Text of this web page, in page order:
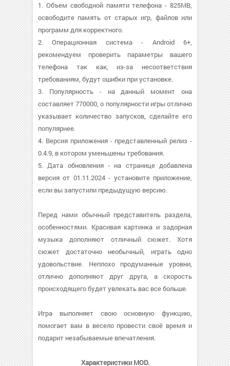
1. Объем свободной памяти телефона - 825MB,
освободите память от старых игр, файлов или
программ для корректного.
2. Операционная система - Android 6+,
рекомендуем проверить параметры вашего
телефона так как, из-за несоответствия
требованиям, будут ошибки при установке.
3. Популярность - на данный момент она
составляет 770000, о популярности игры отлично
указывает количество запусков, сделайте его
популярнее.
4. Версия приложения - представленный релиз -
0.4.9, в котором уменьшены требования.
5. Дата обновления - на странице добавлена
версия от 01.11.2024 - установите приложение,
если вы запустили предыдущую версию.
Перед нами обычный представитель раздела,
особенностями. Красивая картинка и задорная
музыка дополняют отличный сюжет. Хотя
сюжет достаточно необычный, играть одно
удовольствие. Неплохо продуманные уровни,
отлично дополняют друг друга, а скорость
происходящего будет увлекать вас все больше.
Игра выполняет свою основную функцию,
помогает вам в весело провести своё время и
подарит незабываемые впечатления.
Характеристики MOD.